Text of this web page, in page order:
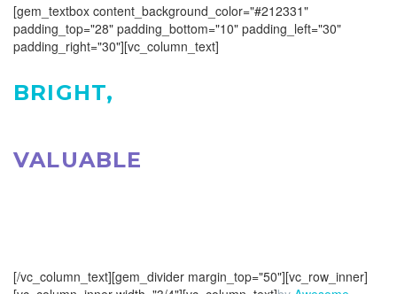
[gem_textbox content_background_color="#212331"
padding_top="28" padding_bottom="10" padding_left="30"
padding_right="30"][vc_column_text]
BRIGHT,
VALUABLE
[/vc_column_text][gem_divider margin_top="50"][vc_row_inner]